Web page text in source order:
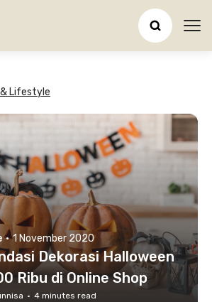
Lifestyle
· 1 November 2020
Dekorasi Halloween
Ribu di Online Shop
· 4 minutes read